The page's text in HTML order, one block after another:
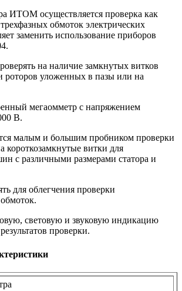
ИТОМ осуществляется проверка как
обмоток электрических
заменить использование приборов
на наличие замкнутых витков
роторов уложенных в пазы или на
мегаомметр с напряжением
В.
малым и большим пробником проверки
короткозамкнутые витки для
с различными размерами статора и
для облегчения проверки
световую и звуковую индикацию
проверки.